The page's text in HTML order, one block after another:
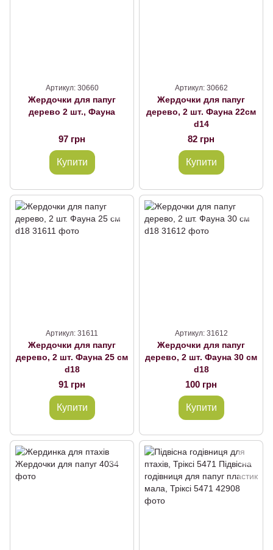
Артикул: 30660
Жердочки для папуг
дерево 2 шт., Фауна
97 грн
Купити
Артикул: 30662
Жердочки для папуг
дерево, 2 шт. Фауна 22см
d14
82 грн
Купити
Артикул: 31611
Жердочки для папуг
дерево, 2 шт. Фауна 25 см
d18
91 грн
Купити
Артикул: 31612
Жердочки для папуг
дерево, 2 шт. Фауна 30 см
d18
100 грн
Купити